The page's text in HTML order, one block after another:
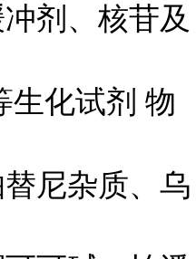
剂、核苷及
生化试剂 物
尼杂质、乌